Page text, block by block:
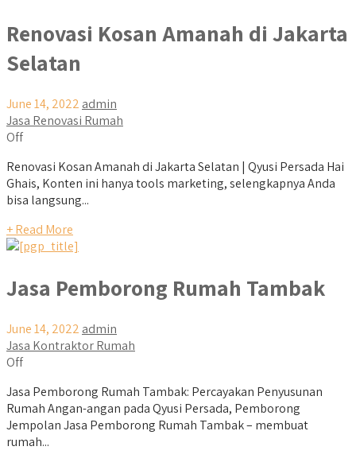
Renovasi Kosan Amanah di Jakarta
Selatan
June 14, 2022 admin
Jasa Renovasi Rumah
Off
Renovasi Kosan Amanah di Jakarta Selatan | Qyusi Persada Hai
Ghais, Konten ini hanya tools marketing, selengkapnya Anda
bisa langsung...
+ Read More
Jasa Pemborong Rumah Tambak
June 14, 2022 admin
Jasa Kontraktor Rumah
Off
Jasa Pemborong Rumah Tambak: Percayakan Penyusunan
Rumah Angan-angan pada Qyusi Persada, Pemborong
Jempolan Jasa Pemborong Rumah Tambak – membuat
rumah...